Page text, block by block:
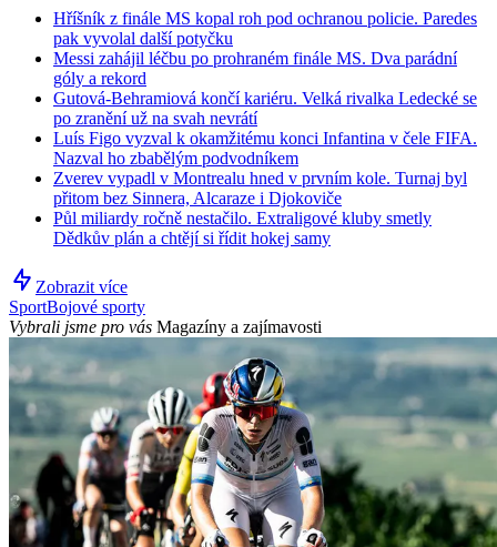
Hříšník z finále MS kopal roh pod ochranou policie. Paredes
pak vyvolal další potyčku
Messi zahájil léčbu po prohraném finále MS. Dva parádní
góly a rekord
Gutová-Behramiová končí kariéru. Velká rivalka Ledecké se
po zranění už na svah nevrátí
Luís Figo vyzval k okamžitému konci Infantina v čele FIFA.
Nazval ho zbabělým podvodníkem
Zverev vypadl v Montrealu hned v prvním kole. Turnaj byl
přitom bez Sinnera, Alcaraze i Djokoviče
Půl miliardy ročně nestačilo. Extraligové kluby smetly
Dědkův plán a chtějí si řídit hokej samy
Zobrazit více
SportBojové sporty
Vybrali jsme pro vás Magazíny a zajímavosti